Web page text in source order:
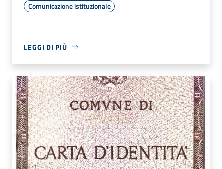
Comunicazione istituzionale
LEGGI DI PIÙ